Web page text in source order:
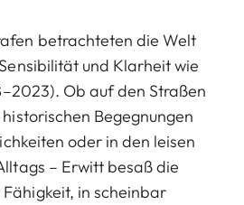
betrachteten die Welt
und Klarheit wie
Ob auf den Straßen
Begegnungen
oder in den leisen
– Erwitt besaß die
in scheinbar